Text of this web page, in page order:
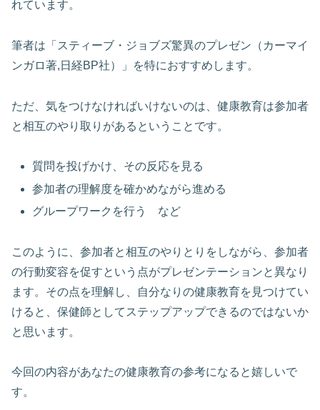
れています。
筆者は「スティーブ・ジョブズ驚異のプレゼン（カーマイ
ンガロ著,日経BP社）」を特におすすめします。
ただ、気をつけなければいけないのは、健康教育は参加者
と相互のやり取りがあるということです。
質問を投げかけ、その反応を見る
参加者の理解度を確かめながら進める
グループワークを行う など
このように、参加者と相互のやりとりをしながら、参加者
の行動変容を促すという点がプレゼンテーションと異なり
ます。その点を理解し、自分なりの健康教育を見つけてい
けると、保健師としてステップアップできるのではないか
と思います。
今回の内容があなたの健康教育の参考になると嬉しいで
す。